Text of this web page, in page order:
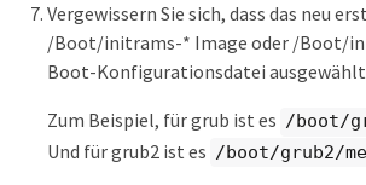
Vergewissern Sie sich, dass das neu
/Boot/initrams-* Image oder /Boot/
Boot-Konfigurationsdatei
Zum Beispiel, für grub ist es /boot/
Und für grub2 ist es /boot/grub2/